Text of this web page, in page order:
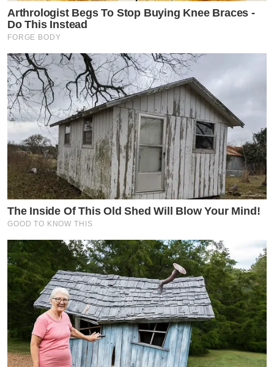
Arthrologist Begs To Stop Buying Knee Braces -
Do This Instead
FORGE BODY
The Inside Of This Old Shed Will Blow Your Mind!
GOOD TO KNOW THIS